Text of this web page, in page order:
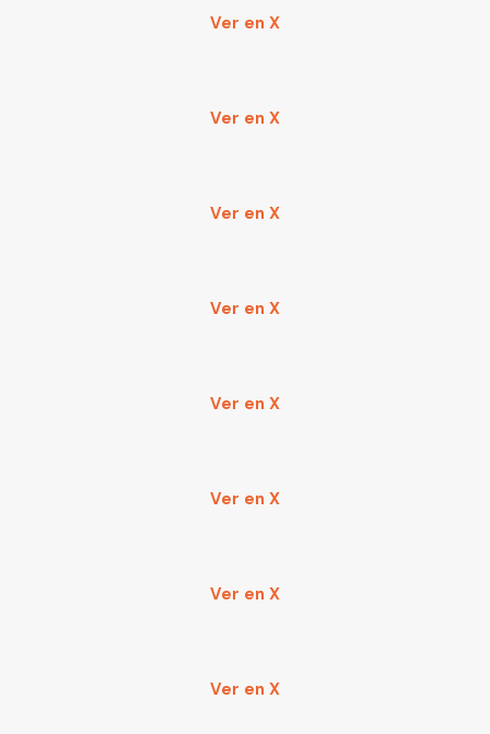
Ver en X
Ver en X
Ver en X
Ver en X
Ver en X
Ver en X
Ver en X
Ver en X